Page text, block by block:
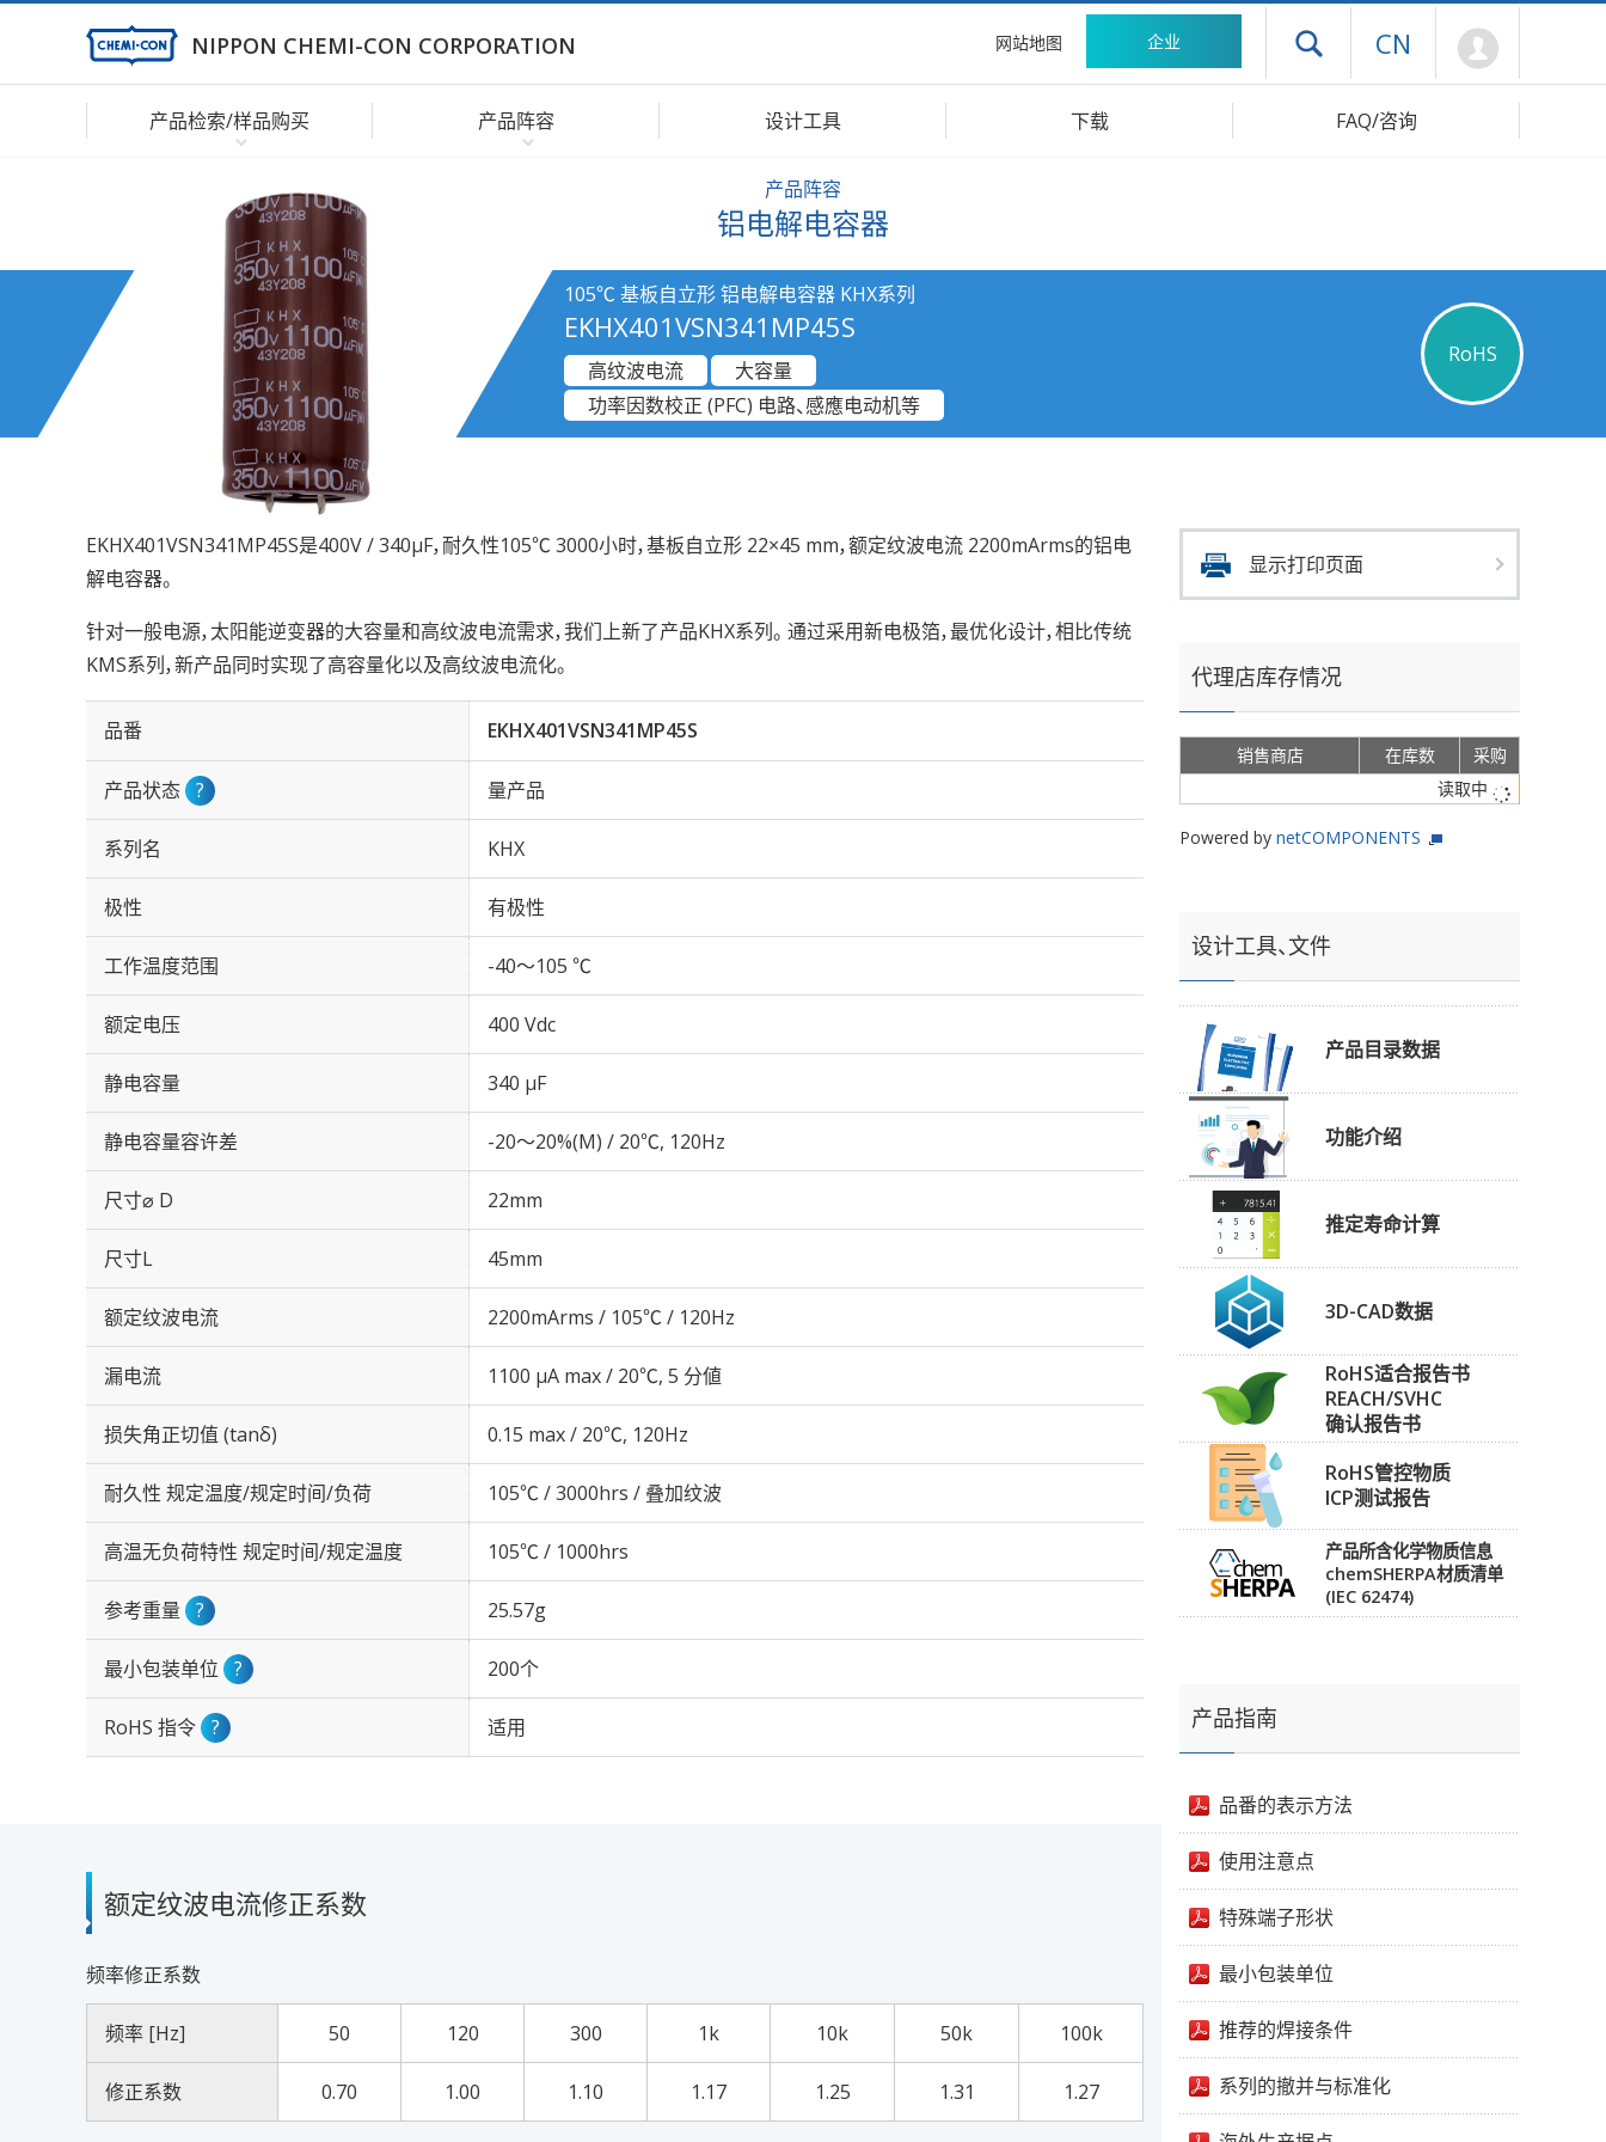
NIPPON CHEMI-CON CORPORATION 网站地图 企业 打开抽屉菜单
CN
产品检索/样品购买 产品阵容 设计工具 下载 FAQ/咨询
产品阵容
铝电解电容器
105℃ 基板自立形 铝电解电容器 KHX系列
EKHX401VSN341MP45S
RoHS
高纹波电流
大容量
功率因数校正 (PFC) 电路、感應电动机等
EKHX401VSN341MP45S是400V / 340µF，耐久性105℃ 3000小时，基板自立形 22×45 mm，额定纹波电流 2200mArms的铝电
解电容器。
针对一般电源，太阳能逆变器的大容量和高纹波电流需求，我们上新了产品KHX系列。 通过采用新电极箔，最优化设计，相比传统
KMS系列，新产品同时实现了高容量化以及高纹波电流化。
品番 EKHX401VSN341MP45S
产品状态 ? 量产品
系列名 KHX
极性 有极性
工作温度范围 -40～105 ℃
额定电压 400 Vdc
静电容量 340 µF
静电容量容许差 -20～20%(M) / 20℃, 120Hz
尺寸⌀ D 22mm
尺寸L 45mm
额定纹波电流 2200mArms / 105℃ / 120Hz
漏电流 1100 μA max / 20℃, 5 分値
损失角正切值 (tanδ) 0.15 max / 20℃, 120Hz
耐久性 规定温度/规定时间/负荷 105℃ / 3000hrs / 叠加纹波
高温无负荷特性 规定时间/规定温度 105℃ / 1000hrs
参考重量 ? 25.57g
最小包装单位 ? 200个
RoHS 指令 ? 适用
额定纹波电流修正系数
频率修正系数
频率 [Hz] 50 120 300 1k 10k 50k 100k
修正系数 0.70 1.00 1.10 1.17 1.25 1.31 1.27
显示打印页面
代理店库存情况
销售商店 在库数
采购
读取中
Powered by netCOMPONENTS
设计工具、文件
产品目录数据
功能介绍
推定寿命计算
3D-CAD数据
RoHS适合报告书
REACH/SVHC
确认报告书
RoHS管控物质
ICP测试报告
产品所含化学物质信息
chemSHERPA材质清单
(IEC 62474)
产品指南
品番的表示方法
使用注意点
特殊端子形状
最小包装单位
推荐的焊接条件
系列的撤并与标准化